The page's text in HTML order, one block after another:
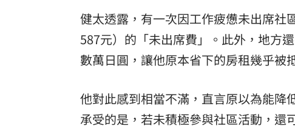
健太透露，有一次因工作疲憊未出席社
587元）的「未出席費」。此外，地方
數萬日圓，讓他原本省下的房租幾乎被
他對此感到相當不滿，直言原以為能降
承受的是，若未積極參與社區活動，還